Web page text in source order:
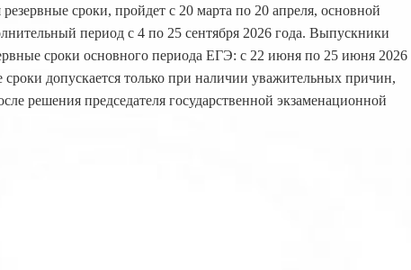
сроки, пройдет с 20 марта по 20 апреля, основной
период с 4 по 25 сентября 2026 года. Выпускники
сроки основного периода ЕГЭ: с 22 июня по 25 июня 2026
допускается только при наличии уважительных причин,
решения председателя государственной экзаменационной